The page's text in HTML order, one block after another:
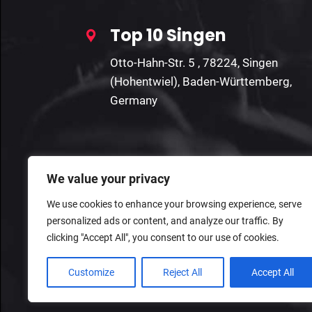
We value your privacy
We use cookies to enhance your browsing experience, serve
personalized ads or content, and analyze our traffic. By
clicking "Accept All", you consent to our use of cookies.
Customize Reject All Accept All
Top 10 Singen
Otto-Hahn-Str. 5 , 78224, Singen
(Hohentwiel), Baden-Württemberg,
Germany